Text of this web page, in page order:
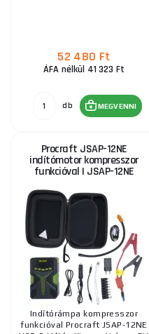
52 480 Ft
ÁFA nélkül 41 323 Ft
db MEGVENNI
Procraft JSAP-12NE
indítómotor kompresszor
funkcióval | JSAP-12NE
Indítórámpa kompresszor
funkcióval Procraft JSAP-12NE